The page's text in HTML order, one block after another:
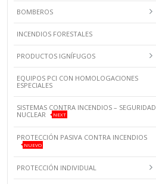
BOMBEROS
INCENDIOS FORESTALES
PRODUCTOS IGNÍFUGOS
EQUIPOS PCI CON HOMOLOGACIONES
ESPECIALES
SISTEMAS CONTRA INCENDIOS – SEGURIDAD
NUCLEAR
NEXT
PROTECCIÓN PASIVA CONTRA INCENDIOS
NUEVO
PROTECCIÓN INDIVIDUAL